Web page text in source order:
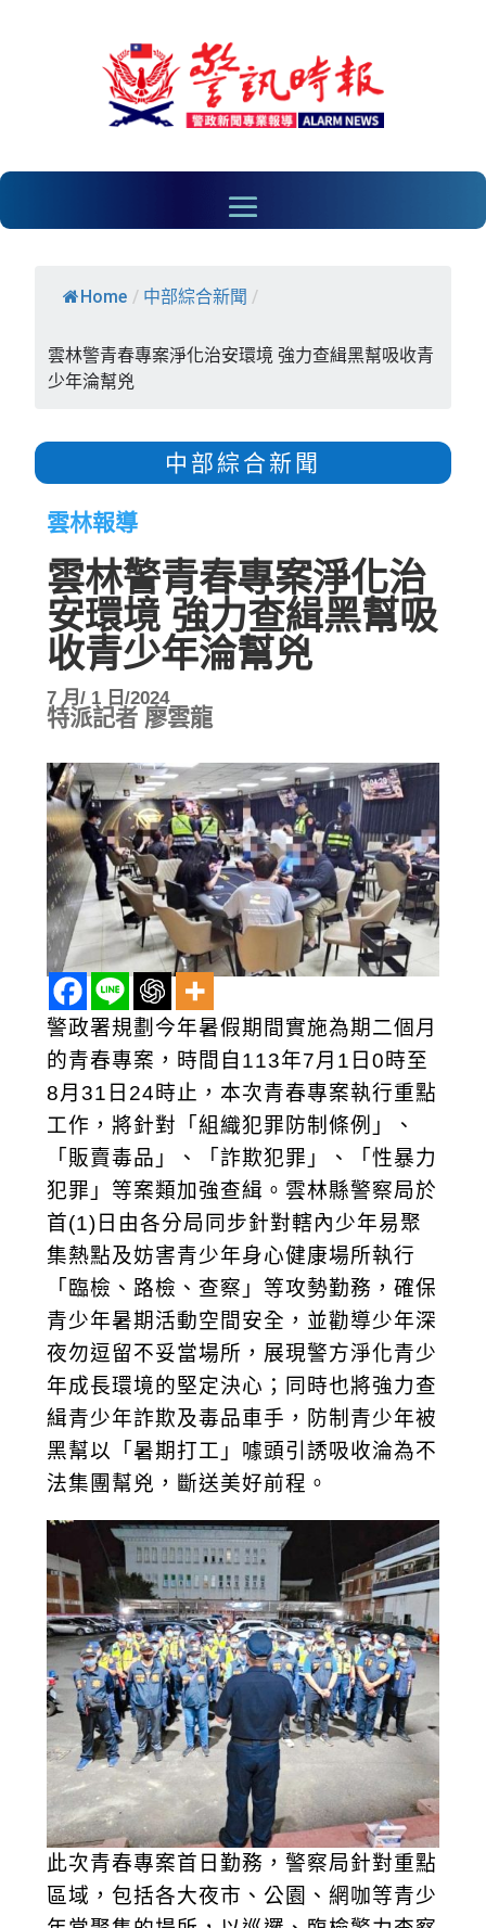
Home / 中部綜合新聞 /
雲林警青春專案淨化治安環境 強力查緝黑幫吸收青
少年淪幫兇
中部綜合新聞
雲林報導
雲林警青春專案淨化治
安環境 強力查緝黑幫吸
收青少年淪幫兇
7 月/ 1 日/2024
特派記者 廖雲龍
警政署規劃今年暑假期間實施為期二個月
的青春專案，時間自113年7月1日0時至
8月31日24時止，本次青春專案執行重點
工作，將針對「組織犯罪防制條例」、
「販賣毒品」、「詐欺犯罪」、「性暴力
犯罪」等案類加強查緝。雲林縣警察局於
首(1)日由各分局同步針對轄內少年易聚
集熱點及妨害青少年身心健康場所執行
「臨檢、路檢、查察」等攻勢勤務，確保
青少年暑期活動空間安全，並勸導少年深
夜勿逗留不妥當場所，展現警方淨化青少
年成長環境的堅定決心；同時也將強力查
緝青少年詐欺及毒品車手，防制青少年被
黑幫以「暑期打工」噱頭引誘吸收淪為不
法集團幫兇，斷送美好前程。
此次青春專案首日勤務，警察局針對重點
區域，包括各大夜市、公園、網咖等青少